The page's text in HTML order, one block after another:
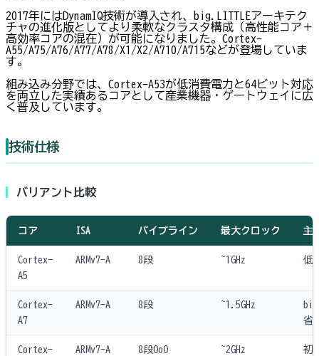
2017年にはDynamIQ技術が導入され、big.LITTLEアーキテク
チャの進化版としてより柔軟なクラスタ構成（高性能コア＋
高効率コアの混在）が可能になりました。Cortex-
A55/A75/A76/A77/A78/X1/X2/A710/A715などが登場していま
す。
組み込み分野では、Cortex-A53が低消費電力と64ビット対応
を両立した実績あるコアとして産業機器・ゲートウェイに広
く普及しています。
技術仕様
バリアント比較
コア ISA パイプライン 最大クロック 主
Cortex-
A5
ARMv7-A 8段 ~1GHz 低
Cortex-
A7
ARMv7-A 8段 ~1.5GHz
省
Cortex-
ARMv7-A 8段OoO ~2GHz
初